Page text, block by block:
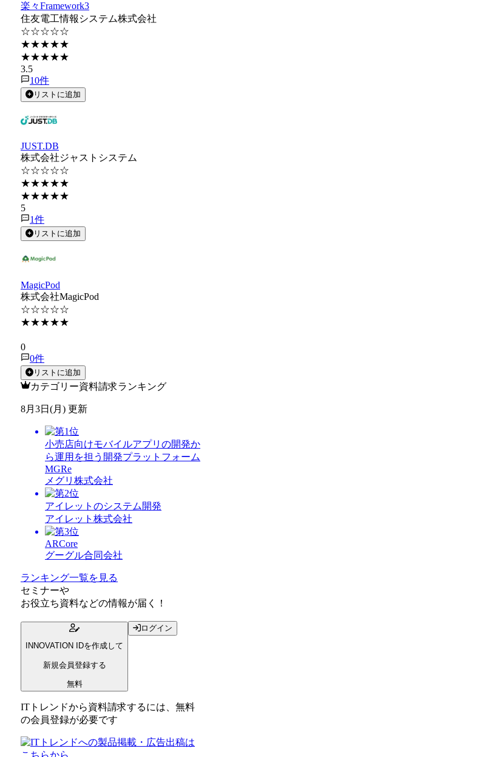
楽々Framework3
住友電工情報システム株式会社
☆☆☆☆☆
★★★★★
★★★★★
3.5
10件
リストに追加
JUST.DB
株式会社ジャストシステム
☆☆☆☆☆
★★★★★
★★★★★
5
1件
リストに追加
MagicPod
株式会社MagicPod
☆☆☆☆☆
★★★★★
0
0件
リストに追加
カテゴリー資料請求ランキング
8月3日(月) 更新
小売店向けモバイルアプリの開発か
ら運用を担う開発プラットフォーム
MGRe
メグリ株式会社
アイレットのシステム開発
アイレット株式会社
ARCore
グーグル合同会社
ランキング一覧を見る
セミナーや
お役立ち資料などの情報が届く！
INNOVATION IDを作成して
新規会員登録する
無料
ログイン
ITトレンドから資料請求するには、無料
の会員登録が必要です